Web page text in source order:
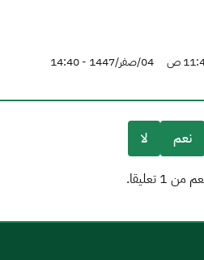
04/صفر/1447 - 14:40
نعم لا